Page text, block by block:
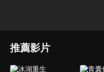
推薦影片